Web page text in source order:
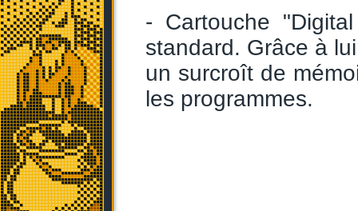
- Cartouche
standard. Grâce à
un surcroît de
les programmes.